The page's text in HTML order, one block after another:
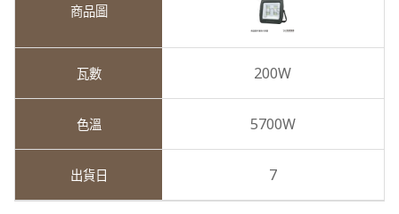
200W
5700W
7